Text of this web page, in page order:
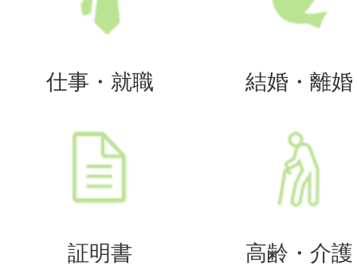
仕事・就職 結婚・離婚
証明書 高齢・介護